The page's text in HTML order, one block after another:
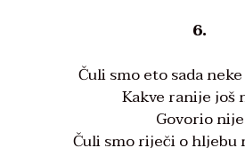
6.
Čuli smo eto sada
Kakve ranije još
Govorio nije
Čuli smo riječi o hljebu